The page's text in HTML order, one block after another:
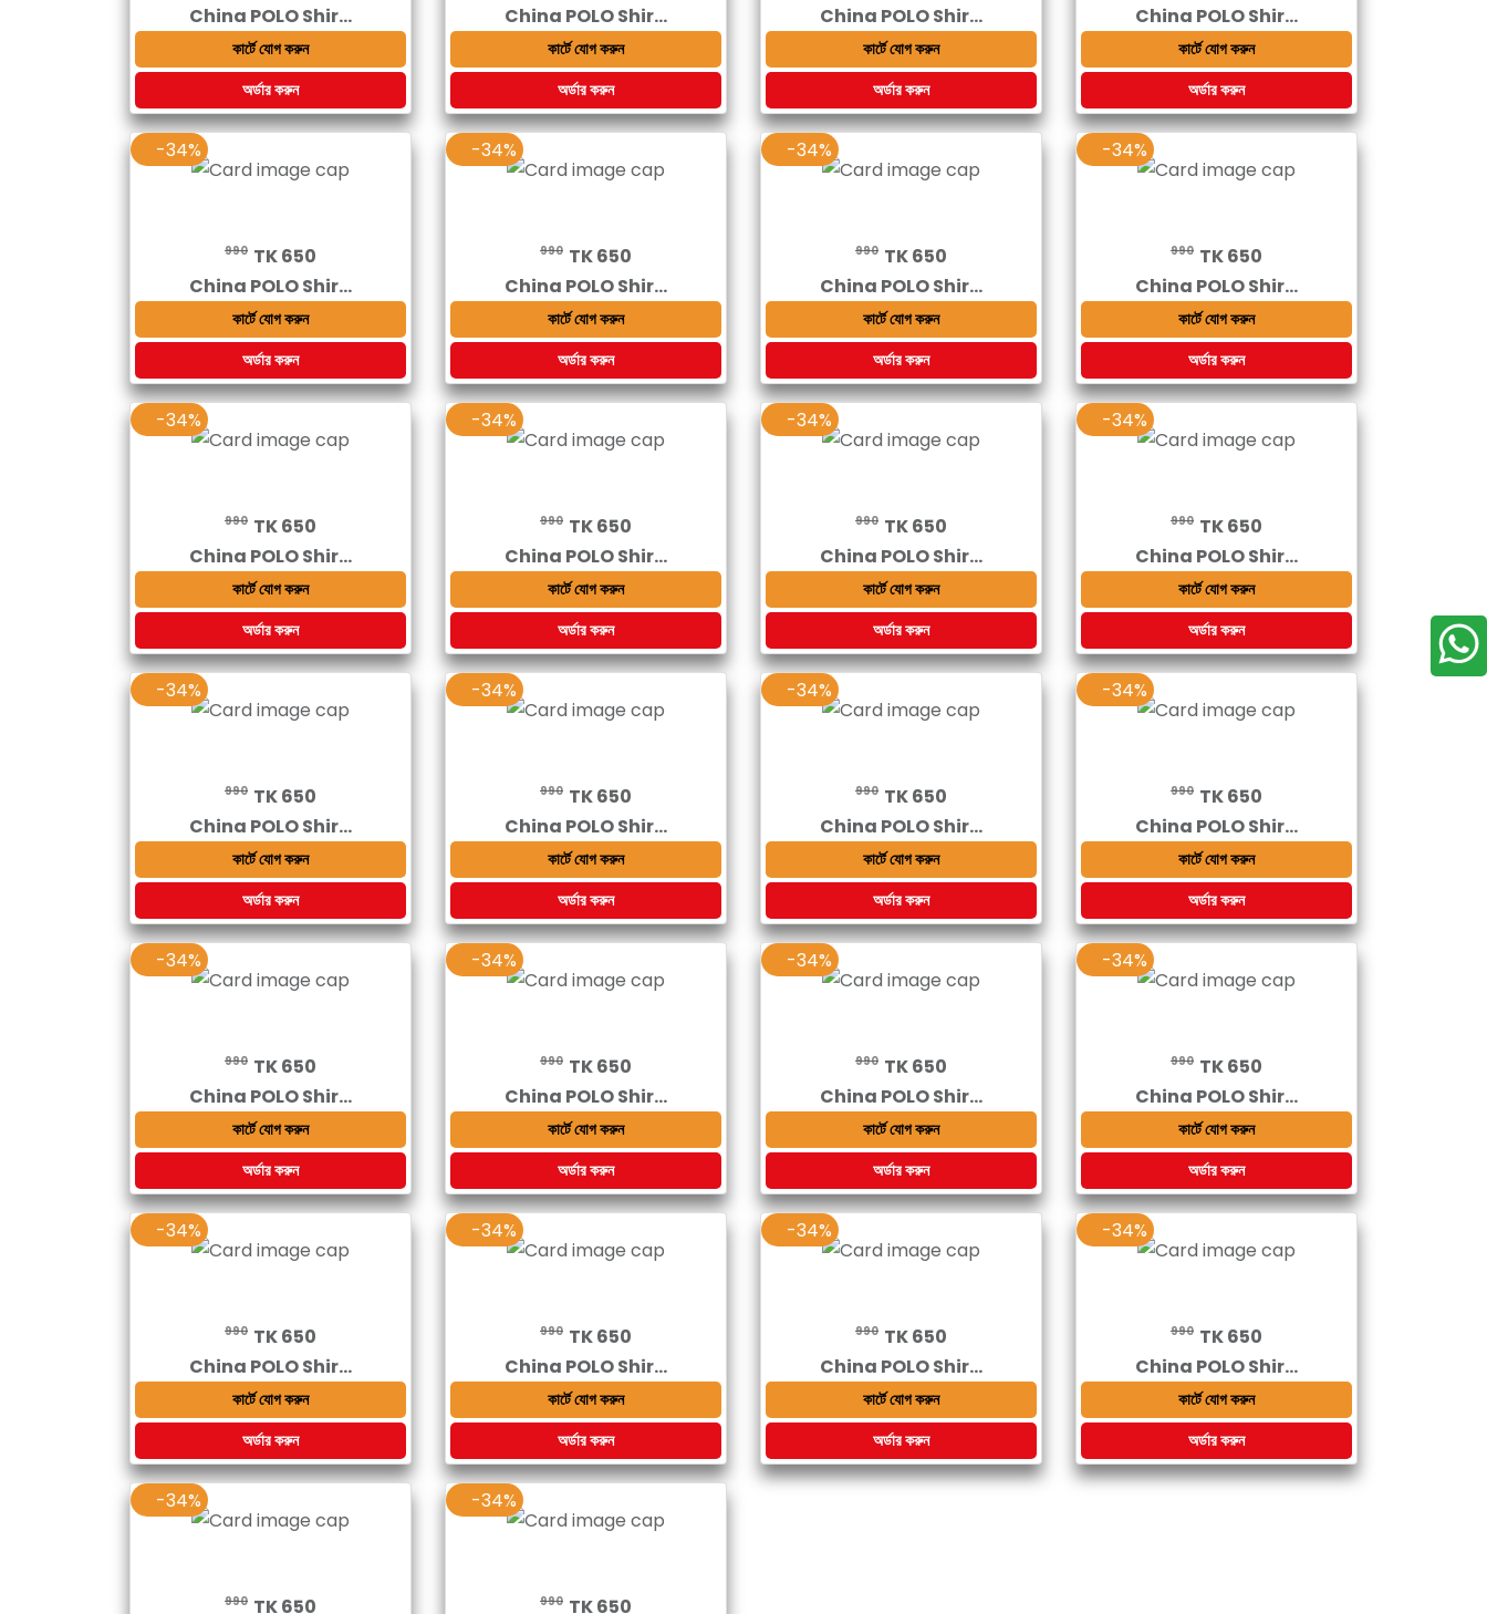
China POLO Shir...
কার্টে যোগ করুন
অর্ডার করুন
China POLO Shir...
কার্টে যোগ করুন
অর্ডার করুন
China POLO Shir...
কার্টে যোগ করুন
অর্ডার করুন
China POLO Shir...
কার্টে যোগ করুন
অর্ডার করুন
-34%
990 TK 650
China POLO Shir...
কার্টে যোগ করুন
অর্ডার করুন
-34%
990 TK 650
China POLO Shir...
কার্টে যোগ করুন
অর্ডার করুন
-34%
990 TK 650
China POLO Shir...
কার্টে যোগ করুন
অর্ডার করুন
-34%
990 TK 650
China POLO Shir...
কার্টে যোগ করুন
অর্ডার করুন
-34%
990 TK 650
China POLO Shir...
কার্টে যোগ করুন
অর্ডার করুন
-34%
990 TK 650
China POLO Shir...
কার্টে যোগ করুন
অর্ডার করুন
-34%
990 TK 650
China POLO Shir...
কার্টে যোগ করুন
অর্ডার করুন
-34%
990 TK 650
China POLO Shir...
কার্টে যোগ করুন
অর্ডার করুন
-34%
990 TK 650
China POLO Shir...
কার্টে যোগ করুন
অর্ডার করুন
-34%
990 TK 650
China POLO Shir...
কার্টে যোগ করুন
অর্ডার করুন
-34%
990 TK 650
China POLO Shir...
কার্টে যোগ করুন
অর্ডার করুন
-34%
990 TK 650
China POLO Shir...
কার্টে যোগ করুন
অর্ডার করুন
-34%
990 TK 650
China POLO Shir...
কার্টে যোগ করুন
অর্ডার করুন
-34%
990 TK 650
China POLO Shir...
কার্টে যোগ করুন
অর্ডার করুন
-34%
990 TK 650
China POLO Shir...
কার্টে যোগ করুন
অর্ডার করুন
-34%
990 TK 650
China POLO Shir...
কার্টে যোগ করুন
অর্ডার করুন
-34%
990 TK 650
China POLO Shir...
কার্টে যোগ করুন
অর্ডার করুন
-34%
990 TK 650
China POLO Shir...
কার্টে যোগ করুন
অর্ডার করুন
-34%
990 TK 650
China POLO Shir...
কার্টে যোগ করুন
অর্ডার করুন
-34%
990 TK 650
China POLO Shir...
কার্টে যোগ করুন
অর্ডার করুন
-34%
990 TK 650
-34%
990 TK 650